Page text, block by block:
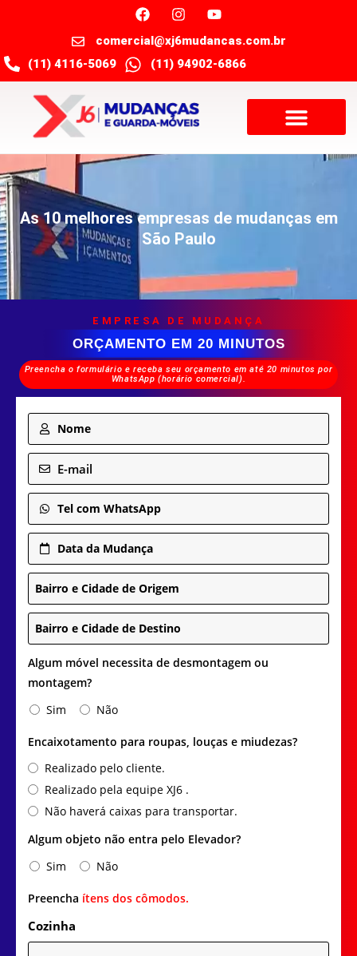
comercial@xj6mudancas.com.br
(11) 4116-5069
(11) 94902-6866
As 10 melhores empresas de mudanças em
São Paulo
EMPRESA DE MUDANÇA
ORÇAMENTO EM 20 MINUTOS
Preencha o formulário e receba seu orçamento em até 20 minutos por
WhatsApp (horário comercial).
Nome
E-mail
Tel com WhatsApp
Data da Mudança
Bairro e Cidade de Origem
Bairro e Cidade de Destino
Algum móvel necessita de desmontagem ou
montagem?
Sim
Não
Encaixotamento para roupas, louças e miudezas?
Realizado pelo cliente.
Realizado pela equipe XJ6 .
Não haverá caixas para transportar.
Algum objeto não entra pelo Elevador?
Sim
Não
Preencha ítens dos cômodos.
Cozinha